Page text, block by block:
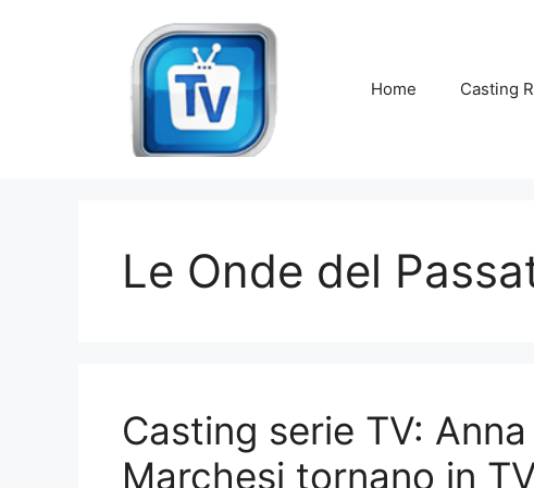
Home Casting
Le Onde del
Casting serie TV:
Marchesi tornano in